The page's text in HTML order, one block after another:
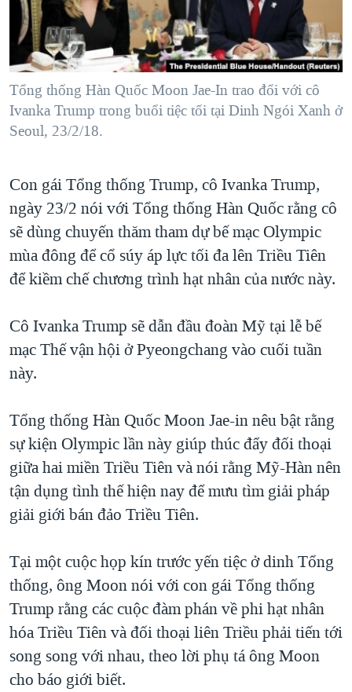
"Tìm"NGƯỜI VIỆT HẢI NGOẠI
ĐỜI SỐNG
KINH TẾ
KHOA HỌC
SỨC KHOẺ
THỂ THAO
GIÁO DỤC
TẠI
HÀNH TRÌNH BẦU CỬ 2024
MỘT NĂM CHIẾN TRANH TẠI DẢI GAZA
GIẢI MÃ VÀNH ĐAI & CON ĐƯỜNG
NGÀY TỊ NẠN THẾ GIỚI
CHI PHÍ CHIẾN TRANH AFGHANISTAN
CÁC GIÁ TRỊ CỘNG HÒA Ở VIỆT NAM
THƯỢNG ĐỈNH TRUMP-KIM TẠI VIỆT NAM
TRỊNH VĨNH BÌNH VS. CHÍNH PHỦ VIỆT NAM
BÊN KIA QUỐC LỘ: TIẾNG VỌNG TỪ NÔNG THÔN MỸ
QUAN HỆ VIỆT MỸ
VIDEO
NGHE
MẠNG XÃ HỘI
Tổng thống Hàn Quốc Moon Jae-In trao đổi với cô
Ivanka Trump trong buổi tiệc tối tại Dinh Ngói Xanh ở
Seoul, 23/2/18.
Con gái Tổng thống Trump, cô Ivanka Trump,
ngày 23/2 nói với Tổng thống Hàn Quốc rằng cô
sẽ dùng chuyến thăm tham dự bế mạc Olympic
mùa đông để cổ súy áp lực tối đa lên Triều Tiên
để kiềm chế chương trình hạt nhân của nước này.
Cô Ivanka Trump sẽ dẫn đầu đoàn Mỹ tại lễ bế
mạc Thế vận hội ở Pyeongchang vào cuối tuần
này.
Tổng thống Hàn Quốc Moon Jae-in nêu bật rằng
sự kiện Olympic lần này giúp thúc đẩy đối thoại
giữa hai miền Triều Tiên và nói rằng Mỹ-Hàn nên
tận dụng tình thế hiện nay để mưu tìm giải pháp
giải giới bán đảo Triều Tiên.
Tại một cuộc họp kín trước yến tiệc ở dinh Tổng
thống, ông Moon nói với con gái Tổng thống
Trump rằng các cuộc đàm phán về phi hạt nhân
hóa Triều Tiên và đối thoại liên Triều phải tiến tới
song song với nhau, theo lời phụ tá ông Moon
cho báo giới biết.